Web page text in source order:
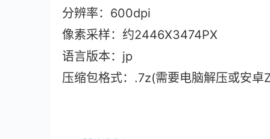
分辨率：600dpi
像素采样：约2446X3474PX
语言版本：jp
压缩包格式：.7z(需要电脑解压或安